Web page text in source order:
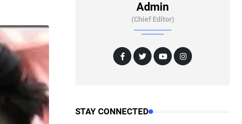
Admin
(Chief Editor)
STAY CONNECTED